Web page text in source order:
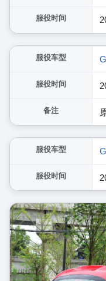
服役时间
服役车型
服役时间
备注
服役车型
服役时间